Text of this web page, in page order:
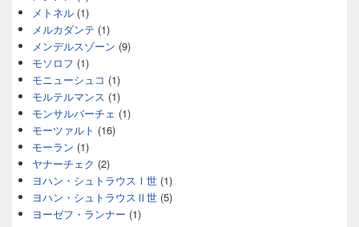
メトネル (1)
メルカダンテ (1)
メンデルスゾーン (9)
モソロフ (1)
モニューシュコ (1)
モルテルマンス (1)
モンサルバーチェ (1)
モーツァルト (16)
モーラン (1)
ヤナーチェク (2)
ヨハン・シュトラウスⅠ世 (1)
ヨハン・シュトラウスⅡ世 (5)
ヨーゼフ・ランナー (1)